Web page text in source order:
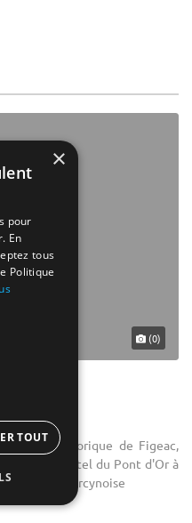
(0)
coeur historique de Figeac,
Grand Hôtel du Pont d'Or à
quercynoise
×
pour
En
tous
Politique
TOUT